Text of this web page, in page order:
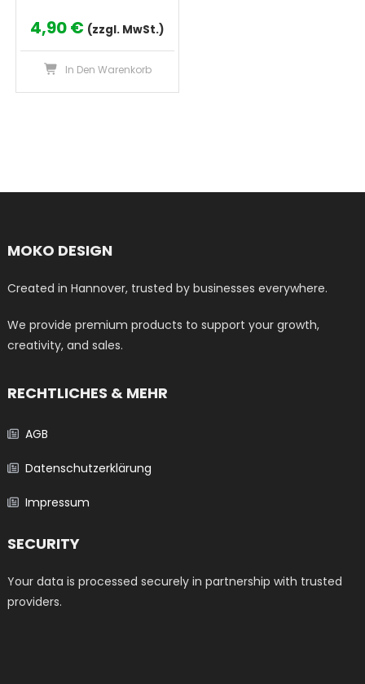
4,90€ (zzgl. MwSt.)
In Den Warenkorb
MOKO DESIGN
Created in Hannover, trusted by businesses everywhere.
We provide premium products to support your growth,
creativity, and sales.
RECHTLICHES & MEHR
AGB
Datenschutzerklärung
Impressum
SECURITY
Your data is processed securely in partnership with trusted
providers.